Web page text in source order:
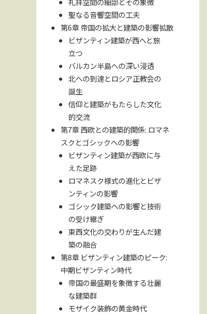
聖なる音響空間の工夫
第6章 帝国の拡大と建築の影響拡散
ビザンティン建築が西へと旅
立つ
バルカン半島への深い浸透
北への到達とロシア正教会の
誕生
信仰と建築がもたらした文化
的交流
第7章 西欧との建築的関係: ロマネ
スクとゴシックへの影響
ビザンティン建築が西欧に与
えた足跡
ロマネスク様式の進化とビザ
ンティンの影響
ゴシック建築への影響と技術
の受け継ぎ
東西文化の交わりが生んだ建
築の融合
第8章 ビザンティン建築のピーク:
中期ビザンティン時代
帝国の最盛期を象徴する壮麗
な建築群
モザイク装飾の黄金時代